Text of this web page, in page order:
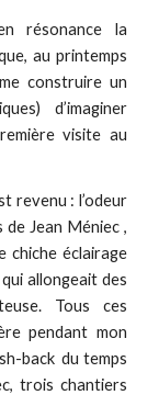
résonance la
au printemps
construire un
d’imaginer
visite au
revenu : l’odeur
de Jean Méniec ,
chiche éclairage
allongeait des
Tous ces
pendant mon
back du temps
trois chantiers